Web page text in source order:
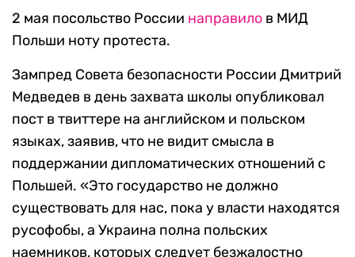
2 мая посольство России направило в МИД
Польши ноту протеста.
Зампред Совета безопасности России Дмитрий
Медведев в день захвата школы опубликовал
пост в твиттере на английском и польском
языках, заявив, что не видит смысла в
поддержании дипломатических отношений с
Польшей. «Это государство не должно
существовать для нас, пока у власти находятся
русофобы, а Украина полна польских
наемников, которых следует безжалостно